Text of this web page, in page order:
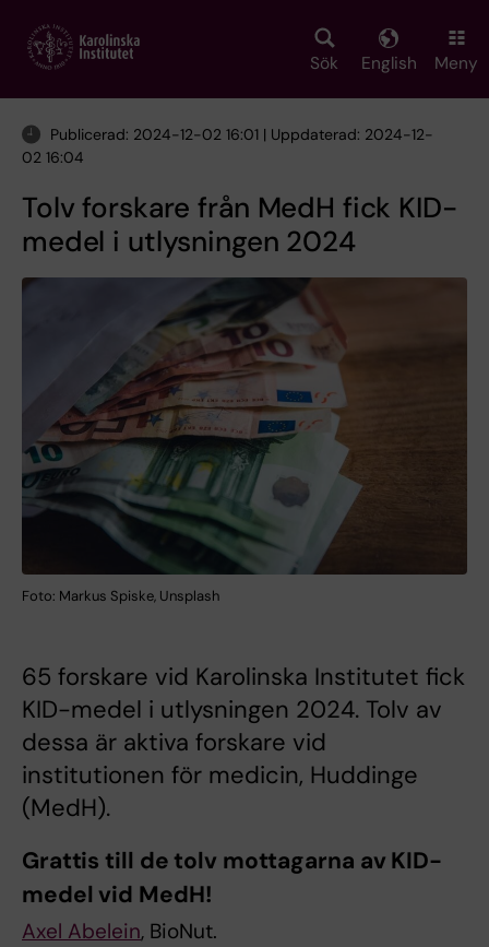
main
Sök English Meny
Publicerad: 2024-12-02 16:01 | Uppdaterad: 2024-12-
02 16:04
Tolv forskare från MedH fick KID-
medel i utlysningen 2024
Foto: Markus Spiske, Unsplash
65 forskare vid Karolinska Institutet fick
KID-medel i utlysningen 2024. Tolv av
dessa är aktiva forskare vid
institutionen för medicin, Huddinge
(MedH).
Grattis till de tolv mottagarna av KID-
medel vid MedH!
Axel Abelein, BioNut.